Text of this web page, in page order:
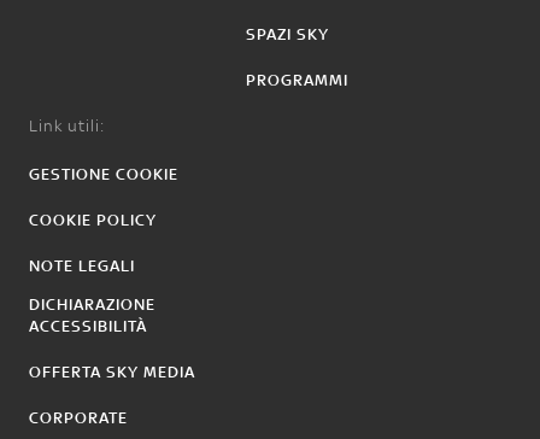
SPAZI SKY
PROGRAMMI
Link utili:
GESTIONE COOKIE
COOKIE POLICY
NOTE LEGALI
DICHIARAZIONE
ACCESSIBILITÀ
OFFERTA SKY MEDIA
CORPORATE